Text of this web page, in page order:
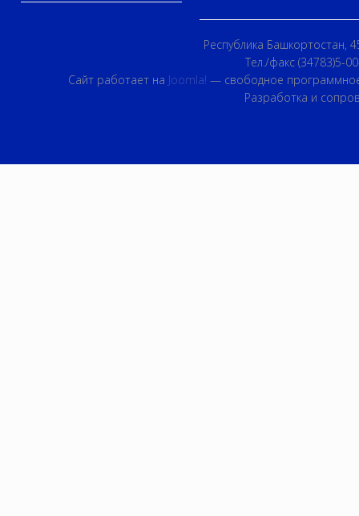
Республика Башкортостан,
Тел./факс (34783)5-
Сайт работает на Joomla! — свободное
Разработка и